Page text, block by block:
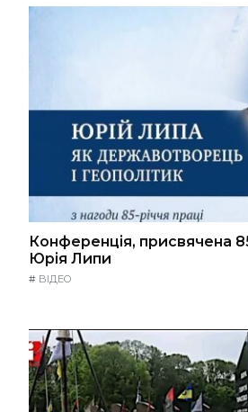
Конференція, присвячена
Юрія Липи
# ВІДЕО